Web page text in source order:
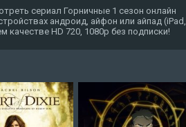
сериал Горничные 1 сезон онлайн
андроид, айфон или айпад (iPad,
качестве HD 720, 1080p без подписки!